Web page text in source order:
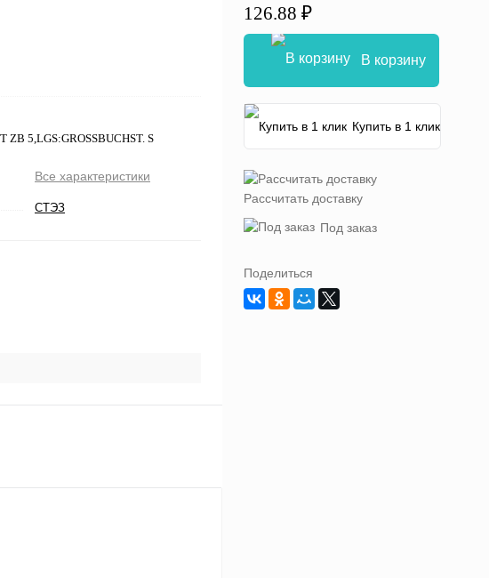
5,LGS:GROSSBUCHST. S
Все характеристики
СТЭЗ
126.88 ₽
В корзину
Купить в 1 клик
Рассчитать доставку
Под заказ
Поделиться